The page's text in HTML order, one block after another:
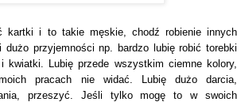
kartki i to takie męskie, chodź robienie innych
przyjemności np. bardzo lubię robić torebki
kwiatki. Lubię przede wszystkim ciemne kolory,
pracach nie widać. Lubię dużo darcia,
przeszyć. Jeśli tylko mogę to w swoich